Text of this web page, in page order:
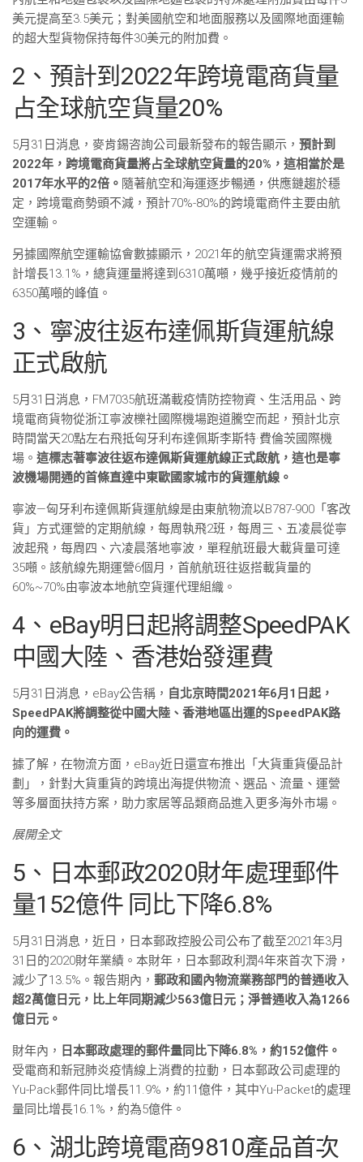
美元提高至3.5美元；對美國航空和地面服務以及國際地面運輸
的超大型貨物保持每件30美元的附加費。
2、預計到2022年跨境電商貨量
占全球航空貨量20%
5月31日消息，麥肯錫咨詢公司最新發布的報告顯示， 預計到
2022年，跨境電商貨量將占全球航空貨量的20%，這相當於是
2017年水平的2倍。 隨著航空和海運逐步暢通，供應鏈趨於穩
定，跨境電商勢頭不減，預計70%-80%的跨境電商件主要由航
空運輸。
另據國際航空運輸協會數據顯示，2021年的航空貨運需求將預
計增長13.1%，總貨運量將達到6310萬噸，幾乎接近疫情前的
6350萬噸的峰值。
3、寧波往返布達佩斯貨運航線
正式啟航
5月31日消息，FM7035航班滿載疫情防控物資、生活用品、跨
境電商貨物從浙江寧波櫟社國際機場跑道騰空而起，預計北京
時間當天20點左右飛抵匈牙利布達佩斯李斯特·費倫茨國際機
場。 這標志著寧波往返布達佩斯貨運航線正式啟航，這也是寧
波機場開通的首條直達中東歐國家城市的貨運航線。
寧波—匈牙利布達佩斯貨運航線是由東航物流以B787-900「客改
貨」方式運營的定期航線，每周執飛2班，每周三、五凌晨從寧
波起飛，每周四、六凌晨落地寧波，單程航班最大載貨量可達
35噸。該航線先期運營6個月，首航航班往返搭載貨量的
60%~70%由寧波本地航空貨運代理組織。
4、eBay明日起將調整SpeedPAK
中國大陸、香港始發運費
5月31日消息，eBay公告稱， 自北京時間2021年6月1日起，
SpeedPAK將調整從中國大陸、香港地區出運的SpeedPAK路
向的運費。
據了解，在物流方面，eBay近日還宣布推出「大貨重貨優品計
劃」，針對大貨重貨的跨境出海提供物流、選品、流量、運營
等多層面扶持方案，助力家居等品類商品進入更多海外市場。
展開全文
5、日本郵政2020財年處理郵件
量152億件 同比下降6.8%
5月31日消息，近日，日本郵政控股公司公布了截至2021年3月
31日的2020財年業績。本財年，日本郵政利潤4年來首次下滑，
減少了13.5%。報告期內， 郵政和國內物流業務部門的普通收入
超2萬億日元，比上年同期減少563億日元；淨普通收入為1266
億日元。
財年內， 日本郵政處理的郵件量同比下降6.8%，約152億件。
受電商和新冠肺炎疫情線上消費的拉動，日本郵政公司處理的
Yu-Pack郵件同比增長11.9%，約11億件，其中Yu-Packet的處理
量同比增長16.1%，約為5億件。
6、湖北跨境電商9810產品首次